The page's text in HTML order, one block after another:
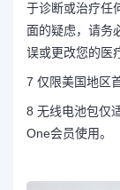
于诊断或治疗任
面的疑虑，请务
误或更改您的医
7 仅限美国地区
8 无线电池包仅
One会员使用。